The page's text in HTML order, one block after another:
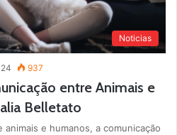
Noticias
937
entre Animais e
Belletato
e humanos, a comunicação